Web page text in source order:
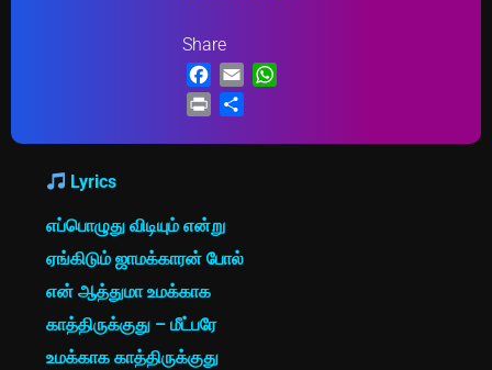
Share
Facebook
Email
Print
Lyrics
எப்பொழுது விடியும் என்று
ஏங்கிடும் ஜாமக்காரன் போல்
என் ஆத்துமா உமக்காக
காத்திருக்குது – மீட்பரே
உமக்காக காத்திருக்குது